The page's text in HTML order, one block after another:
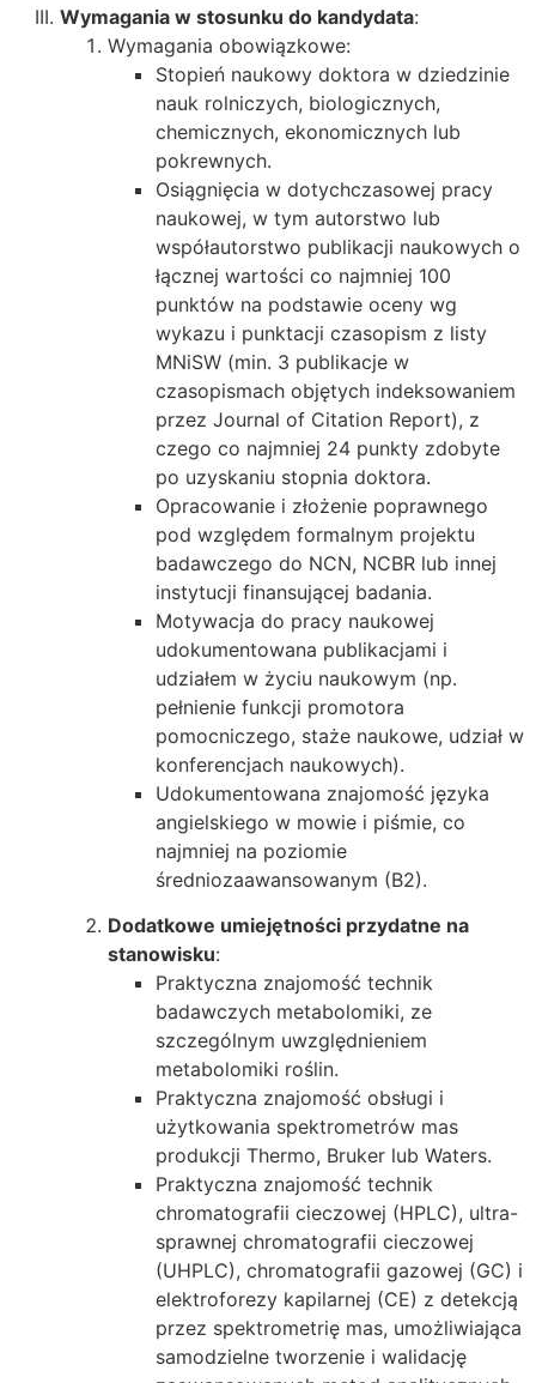
Wymagania w stosunku do kandydata:
Wymagania obowiązkowe:
Stopień naukowy doktora w dziedzinie
nauk rolniczych, biologicznych,
chemicznych, ekonomicznych lub
pokrewnych.
Osiągnięcia w dotychczasowej pracy
naukowej, w tym autorstwo lub
współautorstwo publikacji naukowych o
łącznej wartości co najmniej 100
punktów na podstawie oceny wg
wykazu i punktacji czasopism z listy
MNiSW (min. 3 publikacje w
czasopismach objętych indeksowaniem
przez Journal of Citation Report), z
czego co najmniej 24 punkty zdobyte
po uzyskaniu stopnia doktora.
Opracowanie i złożenie poprawnego
pod względem formalnym projektu
badawczego do NCN, NCBR lub innej
instytucji finansującej badania.
Motywacja do pracy naukowej
udokumentowana publikacjami i
udziałem w życiu naukowym (np.
pełnienie funkcji promotora
pomocniczego, staże naukowe, udział w
konferencjach naukowych).
Udokumentowana znajomość języka
angielskiego w mowie i piśmie, co
najmniej na poziomie
średniozaawansowanym (B2).
Dodatkowe umiejętności przydatne na
stanowisku:
Praktyczna znajomość technik
badawczych metabolomiki, ze
szczególnym uwzględnieniem
metabolomiki roślin.
Praktyczna znajomość obsługi i
użytkowania spektrometrów mas
produkcji Thermo, Bruker lub Waters.
Praktyczna znajomość technik
chromatografii cieczowej (HPLC), ultra-
sprawnej chromatografii cieczowej
(UHPLC), chromatografii gazowej (GC) i
elektroforezy kapilarnej (CE) z detekcją
przez spektrometrię mas, umożliwiająca
samodzielne tworzenie i walidację